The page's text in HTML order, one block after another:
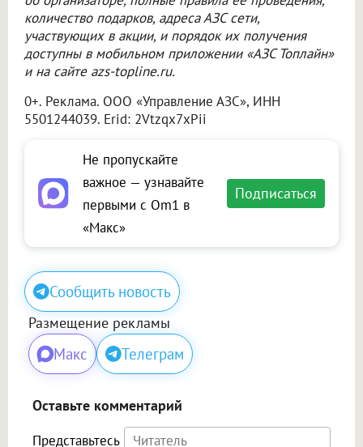
количество подарков, адреса АЗС сети,
участвующих в акции, и порядок их получения
доступны в мобильном приложении «АЗС Топлайн»
и на сайте azs-topline.ru.
0+. Реклама. ООО «Управление АЗС», ИНН
5501244039. Erid: 2Vtzqx7xPii
Не пропускайте
важное — узнавайте
первыми с Om1 в
«Макс»
Подписаться
Сообщить новость
Размещение рекламы
Макс Телеграм
Оставьте комментарий
Представьтесь